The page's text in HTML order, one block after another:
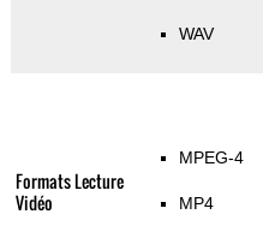
WAV
Formats Lecture
Vidéo
MPEG-4
MP4